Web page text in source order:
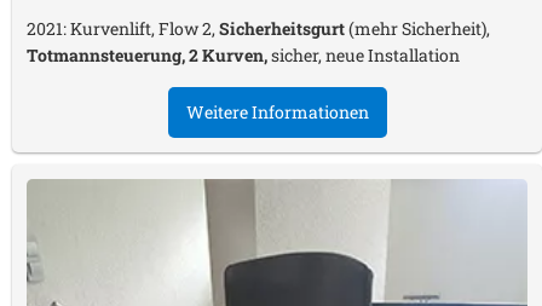
2021: Kurvenlift, Flow 2, Sicherheitsgurt(mehr Sicherheit),
Totmannsteuerung, 2 Kurven,sicher, neue Installation
Weitere Informationen